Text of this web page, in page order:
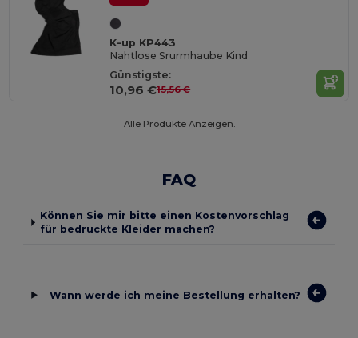
K-up KP443
Nahtlose Srurmhaube Kind
Günstigste:
10,96 €15,56 €
Alle Produkte Anzeigen.
FAQ
Können Sie mir bitte einen Kostenvorschlag
für bedruckte Kleider machen?
Wann werde ich meine Bestellung erhalten?